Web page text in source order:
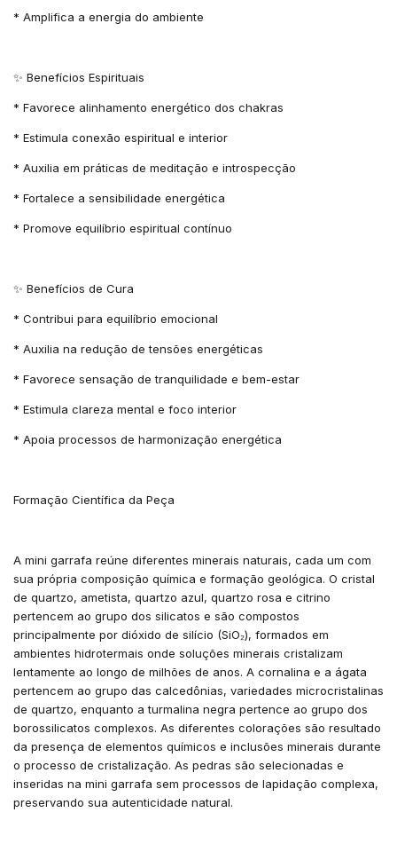
* Amplifica a energia do ambiente
✨ Benefícios Espirituais
* Favorece alinhamento energético dos chakras
* Estimula conexão espiritual e interior
* Auxilia em práticas de meditação e introspecção
* Fortalece a sensibilidade energética
* Promove equilíbrio espiritual contínuo
✨ Benefícios de Cura
* Contribui para equilíbrio emocional
* Auxilia na redução de tensões energéticas
* Favorece sensação de tranquilidade e bem-estar
* Estimula clareza mental e foco interior
* Apoia processos de harmonização energética
Formação Científica da Peça
A mini garrafa reúne diferentes minerais naturais, cada um com
sua própria composição química e formação geológica. O cristal
de quartzo, ametista, quartzo azul, quartzo rosa e citrino
pertencem ao grupo dos silicatos e são compostos
principalmente por dióxido de silício (SiO₂), formados em
ambientes hidrotermais onde soluções minerais cristalizam
lentamente ao longo de milhões de anos. A cornalina e a ágata
pertencem ao grupo das calcedônias, variedades microcristalinas
de quartzo, enquanto a turmalina negra pertence ao grupo dos
borossilicatos complexos. As diferentes colorações são resultado
da presença de elementos químicos e inclusões minerais durante
o processo de cristalização. As pedras são selecionadas e
inseridas na mini garrafa sem processos de lapidação complexa,
preservando sua autenticidade natural.